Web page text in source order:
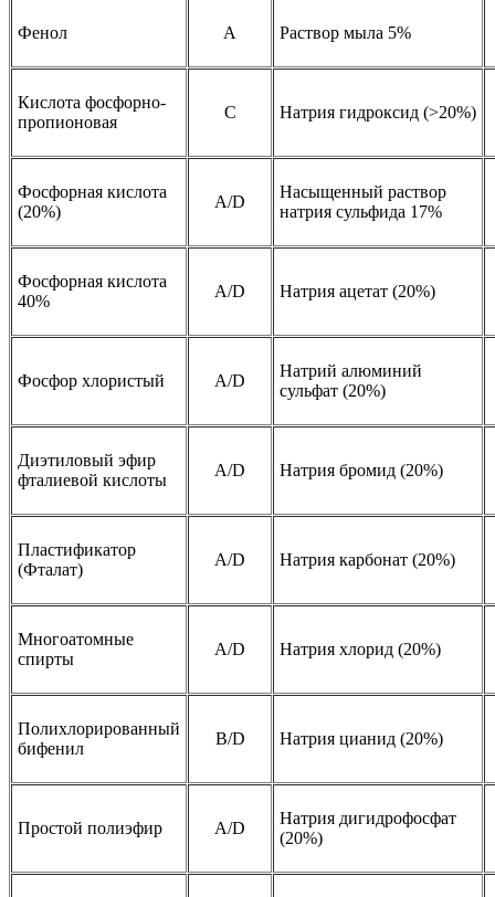
Фенол A Раствор мыла 5%
Кислота фосфорно-
пропионовая
C Натрия гидроксид (>20%)
Фосфорная кислота
(20%)
A/D
Насыщенный раствор
натрия сульфида 17%
Фосфорная кислота
40%
A/D Натрия ацетат (20%)
Фосфор хлористый A/D
Натрий алюминий
сульфат (20%)
Диэтиловый эфир
фталиевой кислоты
A/D Натрия бромид (20%)
Пластификатор
(Фталат)
A/D Натрия карбонат (20%)
Многоатомные
спирты
A/D Натрия хлорид (20%)
Полихлорированный
бифенил
B/D Натрия цианид (20%)
Простой полиэфир A/D
Натрия дигидрофосфат
(20%)